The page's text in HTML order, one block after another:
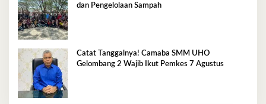
dan Pengelolaan Sampah
Catat Tanggalnya! Camaba SMM UHO
Gelombang 2 Wajib Ikut Pemkes 7 Agustus